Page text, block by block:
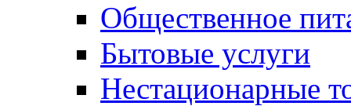
Общественное
Бытовые услуги
Нестационарные